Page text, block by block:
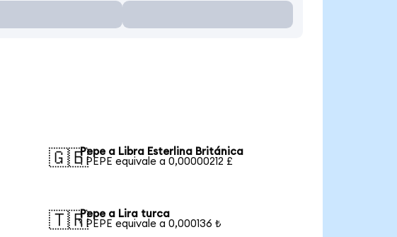
🇬🇧Pepe a Libra Esterlina Británica
1 PEPE equivale a 0,00000212 £
🇹🇷Pepe a Lira turca
1 PEPE equivale a 0,000136 ₺